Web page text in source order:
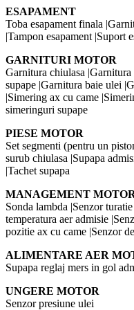
ESAPAMENT
Toba esapament finala
|Tampon esapament |Suport
GARNITURI MOTOR
Garnitura chiulasa
supape |Garnitura baie ulei
|Simering ax cu came
simeringuri supape
PIESE MOTOR
Set segmenti (pentru un
surub chiulasa |Supapa
|Tachet supapa
MANAGEMENT
Sonda lambda |Senzor
temperatura aer admisie
pozitie ax cu came |Senzor
ALIMENTARE AER
Supapa reglaj mers in gol
UNGERE MOTOR
Senzor presiune ulei